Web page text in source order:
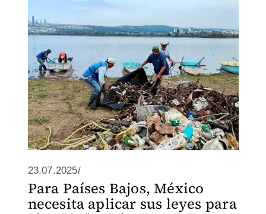
23.07.2025/
Para Países Bajos, México
necesita aplicar sus leyes para